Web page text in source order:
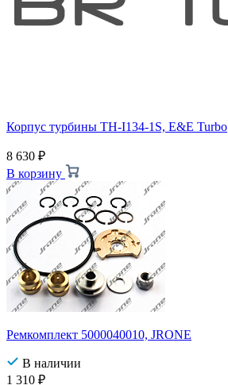
Корпус турбины TH-I134-1S, E&E Turbo
8 630 ₽
В корзину
Ремкомплект 5000040010, JRONE
В наличии
1 310 ₽